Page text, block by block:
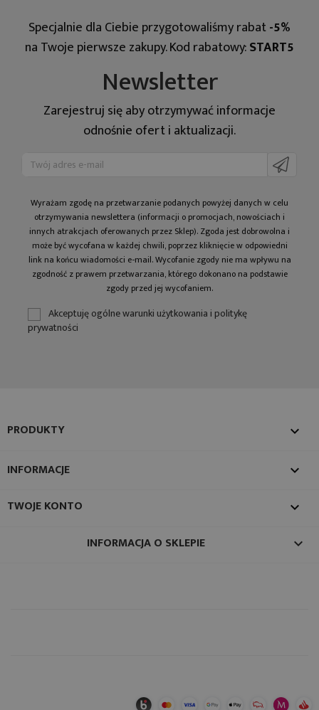
Specjalnie dla Ciebie przygotowaliśmy rabat-5%
na Twoje pierwsze zakupy. Kod rabatowy:START5
Newsletter
Zarejestruj się aby otrzymywać informacje
odnośnie ofert i aktualizacji.
Wyrażam zgodę na prze­twa­rza­nie po­da­nych powyżej danych w celu
otrzy­my­wa­nia newslettera (informacji o promocjach, nowościach i
innych atrakcjach oferowanych przez Sklep). Zgoda jest dobrowolna i
może być wycofana w każdej chwili, poprzez kliknięcie w odpowiedni
link na końcu wiadomości e-mail. Wycofanie zgody nie ma wpływu na
zgodność z prawem przetwarzania, którego dokonano na podstawie
zgody przed jej wycofaniem.
Akceptuję ogólne warunki użytkowania i politykę
prywatności
PRODUKTY 
INFORMACJE 
TWOJE KONTO 
INFORMACJA O SKLEPIE keyboard_arrow_down